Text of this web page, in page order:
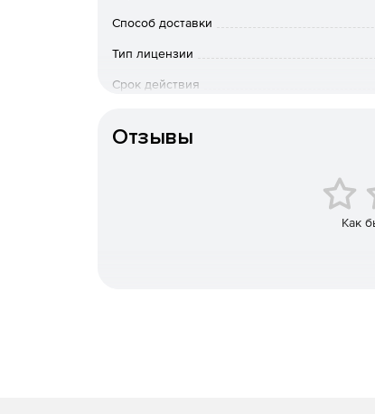
поставляется в виде готовой сборки
содержит (за фиксированную цену)
Способ доставки
Тип лицензии
Срок действия
Отзывы
Как